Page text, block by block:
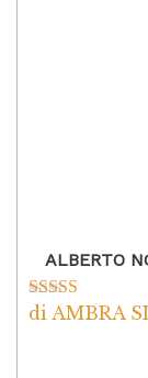
ALBERTO
Valutato5su
di AMBRA